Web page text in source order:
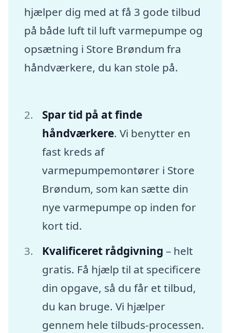
hjælper dig med at få 3 gode tilbud
på både luft til luft varmepumpe og
opsætning i Store Brøndum fra
håndværkere, du kan stole på.
Spar tid på at finde
håndværkere. Vi benytter en
fast kreds af
varmepumpemontører i Store
Brøndum, som kan sætte din
nye varmepumpe op inden for
kort tid.
Kvalificeret rådgivning – helt
gratis. Få hjælp til at specificere
din opgave, så du får et tilbud,
du kan bruge. Vi hjælper
gennem hele tilbuds-processen.